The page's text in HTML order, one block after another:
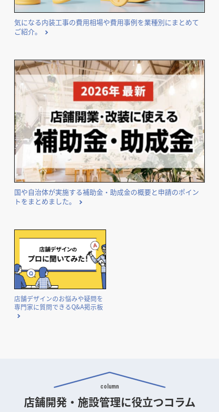
気になる内装工事の費用相場や費用事例を業種別にまとめて
ご紹介。
国や自治体が実施する補助金・助成金の概要と申請のポイン